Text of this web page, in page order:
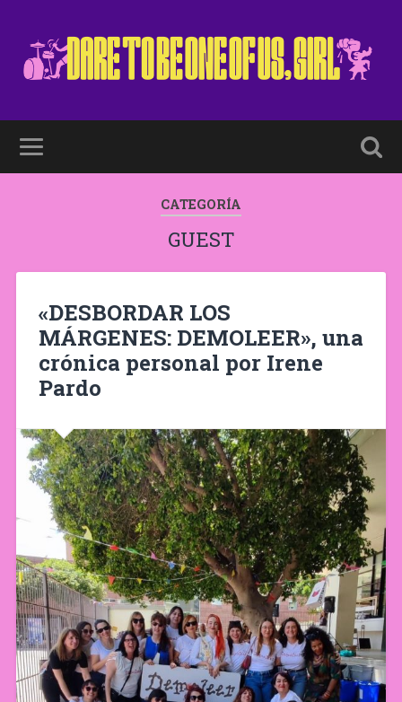
CATEGORÍA
GUEST
«DESBORDAR LOS
MÁRGENES: DEMOLEER», una
crónica personal por Irene
Pardo